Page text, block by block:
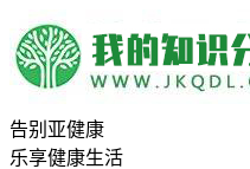
告别亚健康
乐享健康生活